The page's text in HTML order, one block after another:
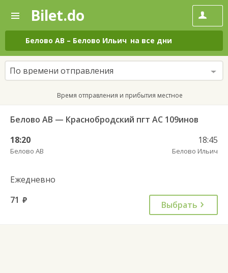
—
Поиск
и
покупка
билетов
на
автобус
онлайн
Bilet.do
Белово АВ – Белово Ильич на все дни
По времени отправления
Время отправления и прибытия местное
Белово АВ — Краснобродский пгт АС 109инов
18:20
Белово АВ
18:45
Белово Ильич
Ежедневно
71 руб. Выбрать